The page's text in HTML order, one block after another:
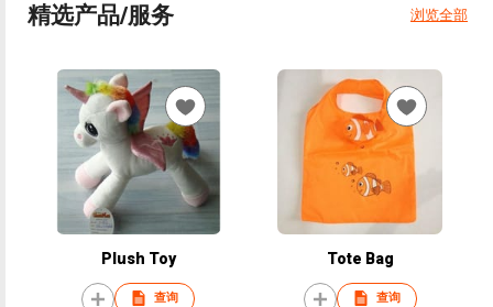
精选产品/服务 浏览全部
Plush Toy
查询
Tote Bag
查询